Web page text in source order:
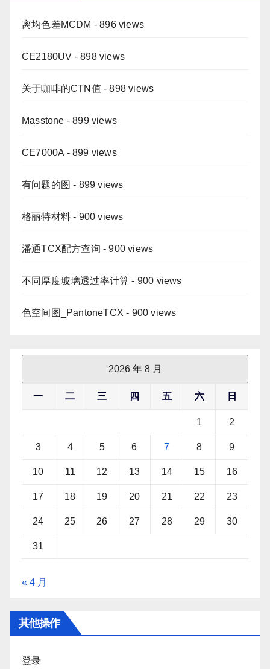
离均色差MCDM - 896 views
CE2180UV - 898 views
关于咖啡的CTN值 - 898 views
Masstone - 899 views
CE7000A - 899 views
有问题的图 - 899 views
格丽特材料 - 900 views
潘通TCX配方查询 - 900 views
不同厚度玻璃透过率计算 - 900 views
色空间图_PantoneTCX - 900 views
2026 年 8 月
一 二 三 四 五 六 日
1 2
3 4 5 6 7 8 9
10 11 12 13 14 15 16
17 18 19 20 21 22 23
24 25 26 27 28 29 30
31
« 4 月
其他操作
登录